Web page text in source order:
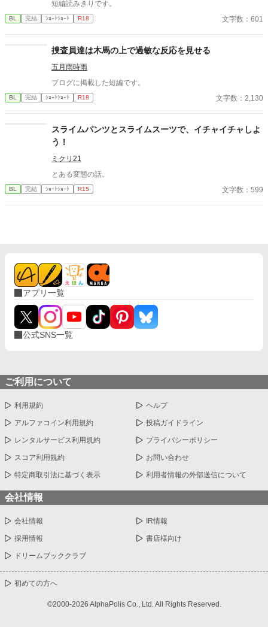
短編読みきりです。
BL 完結 ｼｮｰﾄｼｮｰﾄ R18 文字数：601
捜査員達は木馬の上で過敏な反応を見せる
五月雨時雨
ブログに掲載した短編です。
BL 完結 ｼｮｰﾄｼｮｰﾄ R18 文字数：2,130
スライムパンツとスライムスーツで、イチャイチャしよ
う！
ミクリ21
とある変態の話。
BL 完結 ｼｮｰﾄｼｮｰﾄ R15 文字数：599
アプリ一覧
公式SNS一覧
ご利用について
利用規約 ヘルプ
アルファコイン利用規約 投稿ガイドライン
レンタルサービス利用規約 プライバシーポリシー
スコア利用規約 お問い合わせ
特定商取引法に基づく表示 利用者情報の外部送信について
会社情報
会社情報 IR情報
採用情報 書店様向け
ドリームブッククラブ
初めての方へ
©2000-2026 AlphaPolis Co., Ltd. All Rights Reserved.